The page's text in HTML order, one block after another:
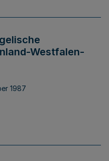
Westfalen-
1987